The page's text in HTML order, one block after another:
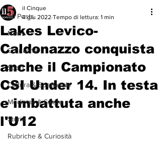
All Posts
News
Cronache
Sport
Cultura & Spettacolo
Medicina & Salute
Storia
Rubriche & Curiosità
Lakes Levico-
Caldonazzo conquista
anche il Campionato
CSI Under 14. In testa
e imbattuta anche
l'U12
il Cinque
4 giu 2022 Tempo di lettura: 1 min